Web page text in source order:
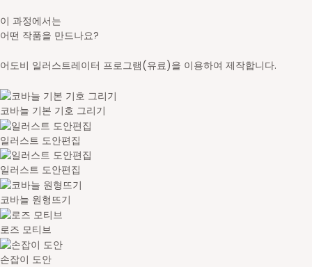
이 과정에서는
어떤 작품을 만드나요?
어도비 일러스트레이터 프로그램(유료)을 이용하여 제작합니다.
코바늘 기본 기호 그리기
일러스트 도안편집
일러스트 도안편집
코바늘 원형뜨기
로즈 모티브
손잡이 도안